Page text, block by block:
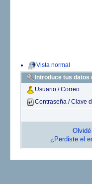
Vista normal
Introduce tus datos
Usuario / Correo
Contraseña / Clave
¿Perdiste el